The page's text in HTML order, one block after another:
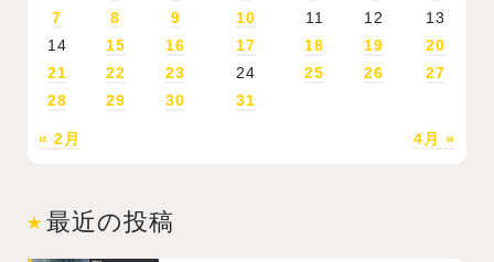
« 2月 4月 »
7
8 9 10 11 12
13
14
15 16 17 18 19
20
21
22 23 24 25 26
27
28
29 30 31
最近の投稿